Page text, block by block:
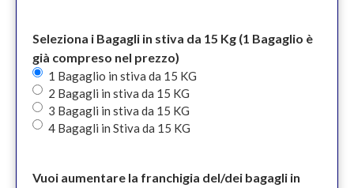
Seleziona i Bagagli in stiva da 15 Kg (1 Bagaglio è
già compreso nel prezzo)
1 Bagaglio in stiva da 15 KG
2 Bagagli in stiva da 15 KG
3 Bagagli in stiva da 15 KG
4 Bagagli in Stiva da 15 KG
Vuoi aumentare la franchigia del/dei bagagli in